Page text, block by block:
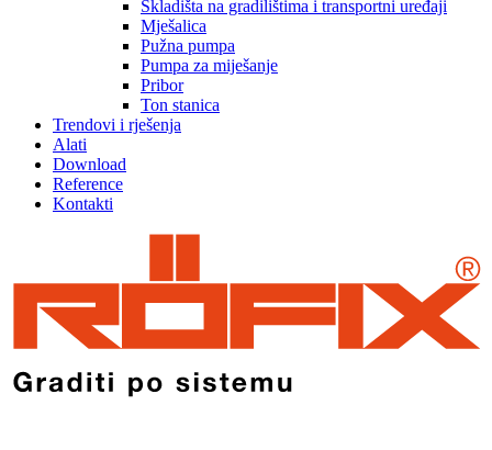
Skladišta na gradilištima i transportni uređaji
Mješalica
Pužna pumpa
Pumpa za miješanje
Pribor
Ton stanica
Trendovi i rješenja
Alati
Download
Reference
Kontakti